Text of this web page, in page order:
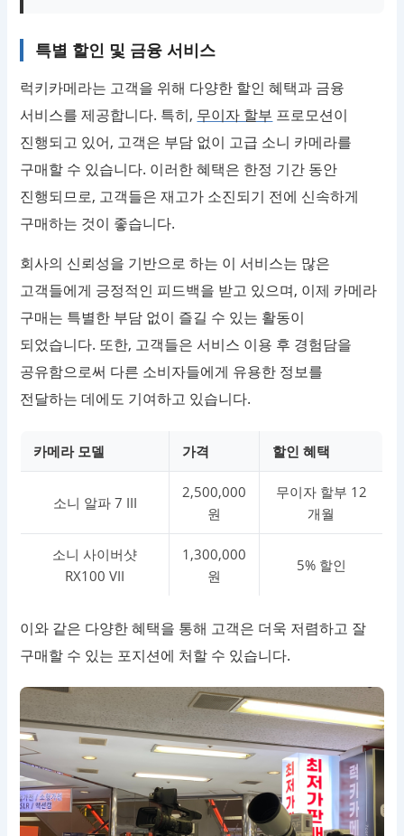
특별 할인 및 금융 서비스
럭키카메라는 고객을 위해 다양한 할인 혜택과 금융
서비스를 제공합니다. 특히, 무이자 할부 프로모션이
진행되고 있어, 고객은 부담 없이 고급 소니 카메라를
구매할 수 있습니다. 이러한 혜택은 한정 기간 동안
진행되므로, 고객들은 재고가 소진되기 전에 신속하게
구매하는 것이 좋습니다.
회사의 신뢰성을 기반으로 하는 이 서비스는 많은
고객들에게 긍정적인 피드백을 받고 있으며, 이제 카메라
구매는 특별한 부담 없이 즐길 수 있는 활동이
되었습니다. 또한, 고객들은 서비스 이용 후 경험담을
공유함으로써 다른 소비자들에게 유용한 정보를
전달하는 데에도 기여하고 있습니다.
카메라 모델 가격 할인 혜택
소니 알파 7 III
2,500,000
원
무이자 할부 12
개월
소니 사이버샷
RX100 VII
1,300,000
원
5% 할인
이와 같은 다양한 혜택을 통해 고객은 더욱 저렴하고 잘
구매할 수 있는 포지션에 처할 수 있습니다.